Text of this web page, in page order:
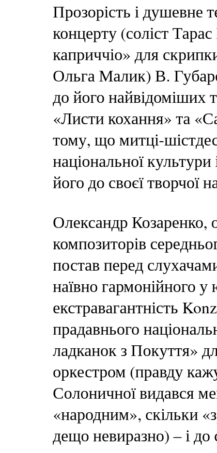
Прозорість і душевне
концерту (соліст
каприччіо» для
Ольга Малик) В.
до його найвідоміших
«Листи кохання» та
тому, що митці-
національної
його до своєї творчої
Олександр Козаренко,
композиторів
постав перед
наївно гармонійного
екстравагантність
прадавнього
ладканок з Покуття»
оркестром (правду
Солоничної видався
«народним», скільки
дещо невиразно) – і до